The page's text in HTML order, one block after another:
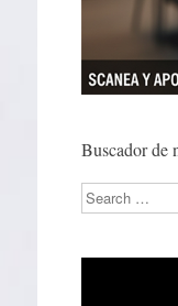
Buscador de
Search